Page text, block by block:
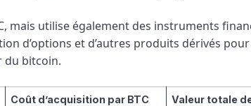
mais utilise également des instruments
d’options et d’autres produits dérivés
du bitcoin.
Coût d’acquisition par BTC Valeur totale